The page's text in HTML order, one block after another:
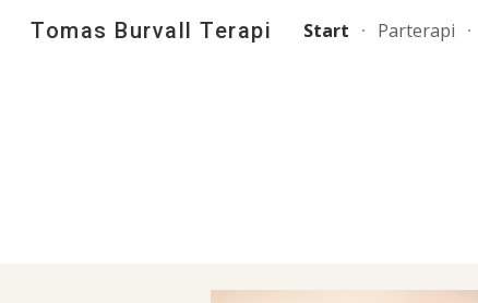
Tomas Burvall Terapi Start Parterapi